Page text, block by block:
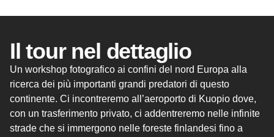
Il tour nel dettaglio
Un workshop fotografico ai confini del nord Europa alla
ricerca dei più importanti grandi predatori di questo
continente. Ci incontreremo all’aeroporto di Kuopio dove,
con un trasferimento privato, ci addentreremo nelle infinite
strade che si immergono nelle foreste finlandesi fino a